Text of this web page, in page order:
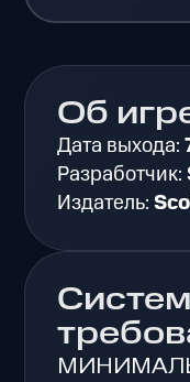
Об
Дата выхода:
Разработчик:
Издатель: